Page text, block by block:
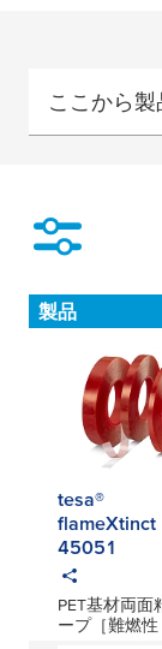
ここから
製品
tesa®
flameXtinct
45051
PET基材両面
ープ［難燃性